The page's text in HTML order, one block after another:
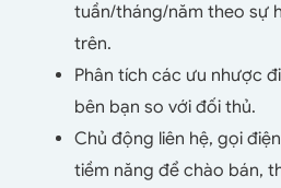
tuần/tháng/năm theo sự
trên.
Phân tích các ưu nhược
bên bạn so với đối thủ.
Chủ động liên hệ, gọi
tiềm năng để chào bán,